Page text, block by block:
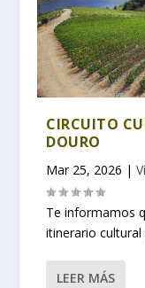
CIRCUITO
DOURO
Mar 25, 2026 |
Te informamos
itinerario cultural
LEER MÁS